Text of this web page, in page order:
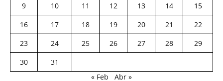
9
10 11 12 13 14
15
16
17 18 19 20 21
22
23
24 25 26 27 28
29
30
31
« Feb
Abr »